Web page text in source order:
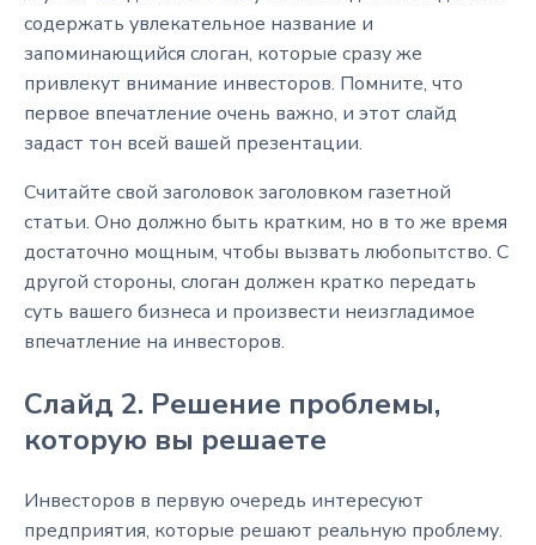
содержать увлекательное название и
запоминающийся слоган, которые сразу же
привлекут внимание инвесторов. Помните, что
первое впечатление очень важно, и этот слайд
задаст тон всей вашей презентации.
Считайте свой заголовок заголовком газетной
статьи. Оно должно быть кратким, но в то же время
достаточно мощным, чтобы вызвать любопытство. С
другой стороны, слоган должен кратко передать
суть вашего бизнеса и произвести неизгладимое
впечатление на инвесторов.
Слайд 2. Решение проблемы,
которую вы решаете
Инвесторов в первую очередь интересуют
предприятия, которые решают реальную проблему.